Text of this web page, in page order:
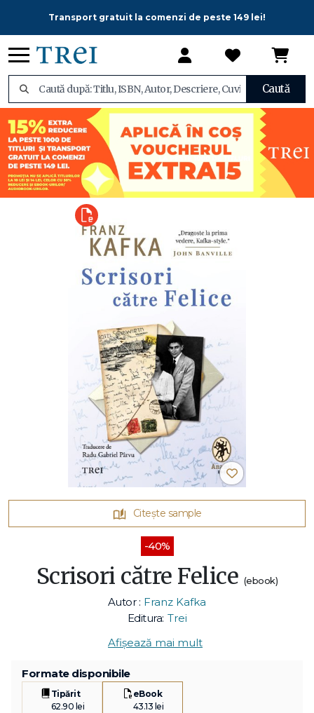
Transport gratuit la comenzi de peste 149 lei!
Caută
Citește sample
-40%
Scrisori către Felice (ebook)
Autor : Franz Kafka
Editura: Trei
Afișează mai mult
Formate disponibile
Tipărit
62.90 lei
eBook
43.13 lei